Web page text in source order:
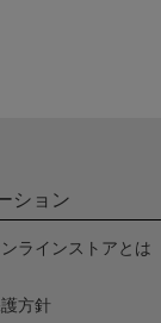
ション
ンラインストアとは
方針